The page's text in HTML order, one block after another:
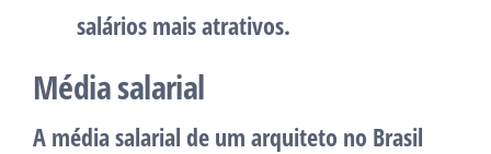
salários mais atrativos.
Média salarial
A média salarial de um arquiteto no Brasil